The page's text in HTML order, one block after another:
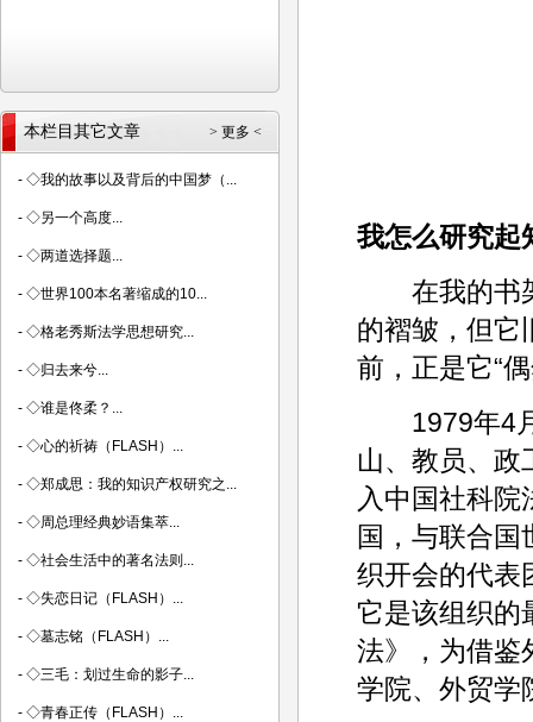
我怎么研究起
在我的书架
的褶皱，但它
前，正是它“
1979年4月
山、教员、政
入中国社科
国，与联合国
织开会的代表
它是该组织的
法》，为借鉴
学院、外贸学
> 更多 <
本栏目其它文章
- ◇我的故事以及背后的中国梦（...
- ◇另一个高度...
- ◇两道选择题...
- ◇世界100本名著缩成的10...
- ◇格老秀斯法学思想研究...
- ◇归去来兮...
- ◇谁是佟柔？...
- ◇心的祈祷（FLASH）...
- ◇郑成思：我的知识产权研究之...
- ◇周总理经典妙语集萃...
- ◇社会生活中的著名法则...
- ◇失恋日记（FLASH）...
- ◇墓志铭（FLASH）...
- ◇三毛：划过生命的影子...
- ◇青春正传（FLASH）...